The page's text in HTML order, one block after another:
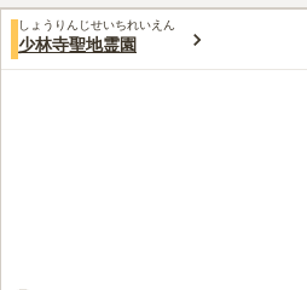
40代男性
歩きで行けるほど霊園の近くに
くでお花など買っていきます。法事の時は
しょうりんじせいちれいえん
少林寺聖地霊園